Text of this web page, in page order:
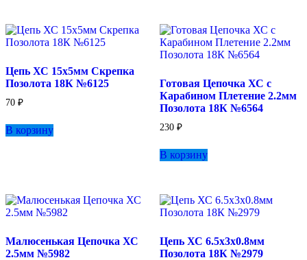
Цепь ХС 15х5мм Скрепка
Позолота 18К №6125
70 ₽
В корзину
Готовая Цепочка ХС с
Карабином Плетение 2.2мм
Позолота 18К №6564
230 ₽
В корзину
Малюсенькая Цепочка ХС
2.5мм №5982
Цепь ХС 6.5х3х0.8мм
Позолота 18К №2979